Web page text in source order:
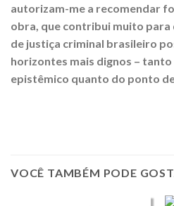
autorizam-me a recomendar
obra, que contribui muito para
de justiça criminal brasileiro
horizontes mais dignos –
epistêmico quanto do ponto
VOCÊ TAMBÉM PODE